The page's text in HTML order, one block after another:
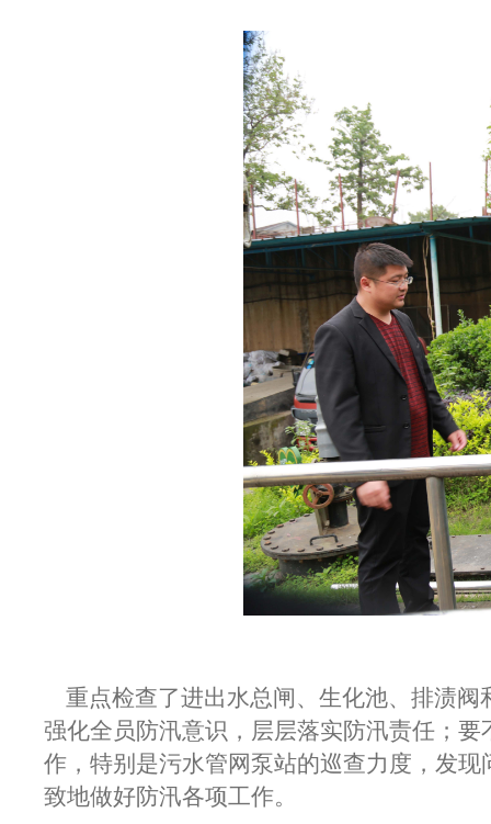
重点检查了进出水总闸、生化池、排渍阀
强化全员防汛意识，层层落实防汛责任；
作，特别是污水管网泵站的巡查力度，发
致地做好防汛各项工作。